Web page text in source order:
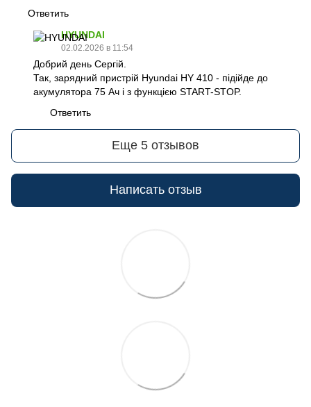
Ответить
HYUNDAI
02.02.2026 в 11:54
Добрий день Сергій.
Так, зарядний пристрій Hyundai HY 410 - підійде до
акумулятора 75 Ач і з функцією START-STOP.
Ответить
Еще 5 отзывов
Написать отзыв